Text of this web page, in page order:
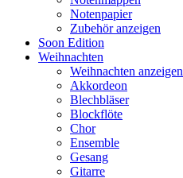
Notenpapier
Zubehör anzeigen
Soon Edition
Weihnachten
Weihnachten anzeigen
Akkordeon
Blechbläser
Blockflöte
Chor
Ensemble
Gesang
Gitarre